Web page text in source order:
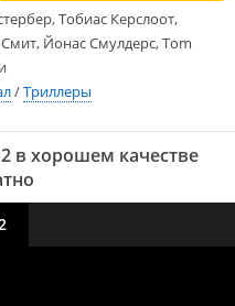
Тобиас Керслоот,
Йонас Смулдерс, Tom
/Триллеры
в хорошем качестве